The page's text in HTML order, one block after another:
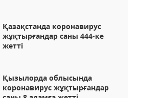
Қазақстанда коронавирус
жұқтырғандар саны 444-ке
жетті
Қызылорда облысында
коронавирус жұқтырғандар